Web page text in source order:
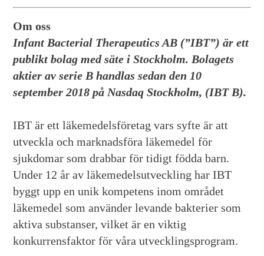
Om oss
Infant Bacterial Therapeutics AB (”IBT”) är ett
publikt bolag med säte i Stockholm. Bolagets
aktier av serie B handlas sedan den 10
september 2018 på Nasdaq Stockholm, (IBT B).
IBT är ett läkemedelsföretag vars syfte är att
utveckla och marknadsföra läkemedel för
sjukdomar som drabbar för tidigt födda barn.
Under 12 år av läkemedelsutveckling har IBT
byggt upp en unik kompetens inom området
läkemedel som använder levande bakterier som
aktiva substanser, vilket är en viktig
konkurrensfaktor för våra utvecklingsprogram.